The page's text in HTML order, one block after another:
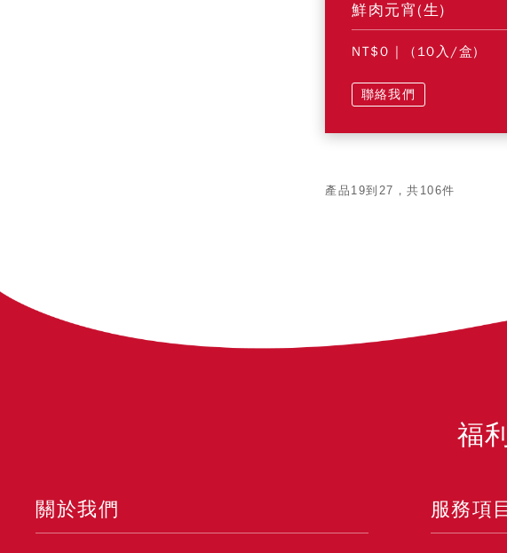
鮮肉元宵(生)
NT$0 | (10入/盒)
聯絡我們
產品19到27，共106件
福
關於我們 服務項